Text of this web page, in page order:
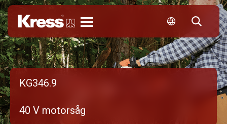
KG346.9
40 V motorsåg